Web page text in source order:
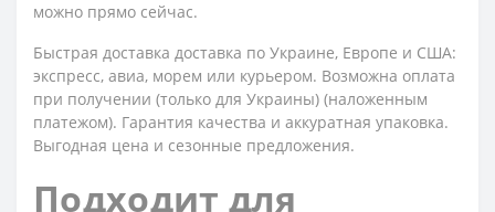
можно прямо сейчас.
Быстрая доставка доставка по Украине, Европе и США:
экспресс, авиа, морем или курьером. Возможна оплата
при получении (только для Украины) (наложенным
платежом). Гарантия качества и аккуратная упаковка.
Выгодная цена и сезонные предложения.
Подходит для